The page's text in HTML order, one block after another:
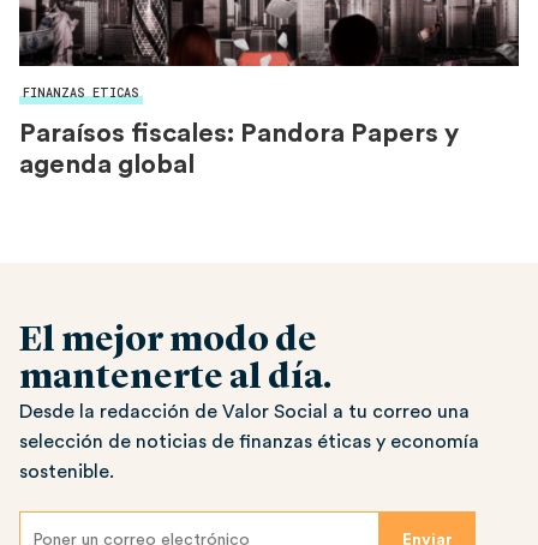
FINANZAS ETICAS
Paraísos fiscales: Pandora Papers y
agenda global
El mejor modo de
mantenerte al día.
Desde la redacción de Valor Social a tu correo una
selección de noticias de finanzas éticas y economía
sostenible.